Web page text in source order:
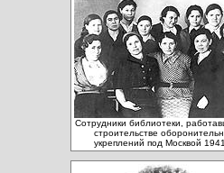
Сотрудники библиотеки,
строительстве
укреплений под Москвой